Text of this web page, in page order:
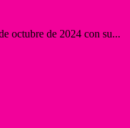
octubre de 2024 con su...